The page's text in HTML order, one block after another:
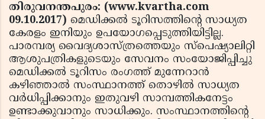
തിരുവനന്തപുരം: (www.kvartha.com
09.10.2017) മെഡിക്കല്‍ ടൂറിസത്തിന്റെ സാധ്യത
കേരളം ഇനിയും ഉപയോഗപ്പെടുത്തിയിട്ടില്ല.
പാരമ്പര്യ വൈദ്യശാസ്ത്രത്തെയും സ്‌പെഷ്യാലിറ്റി
ആശുപത്രികളുടെയും സേവനം സംയോജിപ്പിച്ചു
മെഡിക്കല്‍ ടൂറിസം രംഗത്ത് മുന്നേറാന്‍
കഴിഞ്ഞാല്‍ സംസ്ഥാനത്ത് തൊഴില്‍ സാധ്യത
വര്‍ധിപ്പിക്കാനും ഇതുവഴി സാമ്പത്തികനേട്ടം
ഉണ്ടാക്കുവാനും സാധിക്കും. സംസ്ഥാനത്തിന്റെ